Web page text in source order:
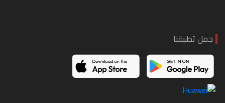
حمل تطبيقنا